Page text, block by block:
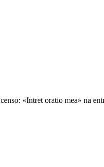
«Intret oratio mea» na